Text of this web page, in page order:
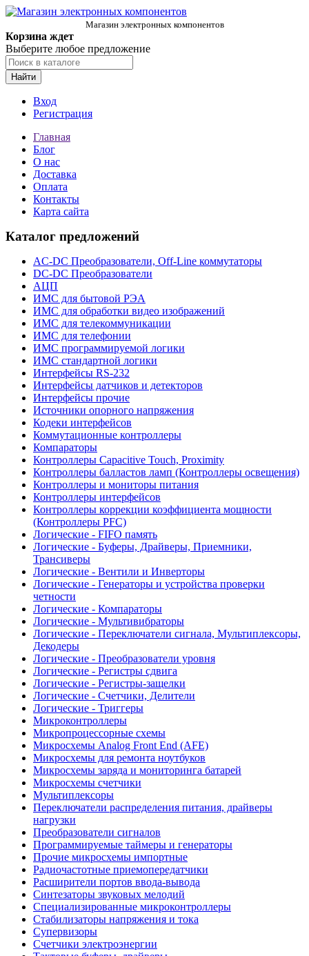
Магазин электронных компонентов
Корзина ждет
Выберите любое предложение
Найти
Вход
Регистрация
Главная
Блог
О нас
Доставка
Оплата
Контакты
Карта сайта
Каталог предложений
AC-DC Преобразователи, Off-Line коммутаторы
DC-DC Преобразователи
АЦП
ИМС для бытовой РЭА
ИМС для обработки видео изображений
ИМС для телекоммуникации
ИМС для телефонии
ИМС программируемой логики
ИМС стандартной логики
Интерфейсы RS-232
Интерфейсы датчиков и детекторов
Интерфейсы прочие
Источники опорного напряжения
Кодеки интерфейсов
Коммутационные контроллеры
Компараторы
Контроллеры Capacitive Touch, Proximity
Контроллеры балластов ламп (Контроллеры освещения)
Контроллеры и мониторы питания
Контроллеры интерфейсов
Контроллеры коррекции коэффициента мощности
(Контроллеры PFC)
Логические - FIFO память
Логические - Буферы, Драйверы, Приемники,
Трансиверы
Логические - Вентили и Инверторы
Логические - Генераторы и устройства проверки
четности
Логические - Компараторы
Логические - Мультивибраторы
Логические - Переключатели сигнала, Мультиплексоры,
Декодеры
Логические - Преобразователи уровня
Логические - Регистры сдвига
Логические - Регистры-защелки
Логические - Счетчики, Делители
Логические - Триггеры
Микроконтроллеры
Микропроцессорные схемы
Микросхемы Analog Front End (AFE)
Микросхемы для ремонта ноутбуков
Микросхемы заряда и мониторинга батарей
Микросхемы счетчики
Мультиплексоры
Переключатели распределения питания, драйверы
нагрузки
Преобразователи сигналов
Программируемые таймеры и генераторы
Прочие микросхемы импортные
Радиочастотные приемопередатчики
Расширители портов ввода-вывода
Синтезаторы звуковых мелодий
Специализированные микроконтроллеры
Стабилизаторы напряжения и тока
Супервизоры
Счетчики электроэнергии